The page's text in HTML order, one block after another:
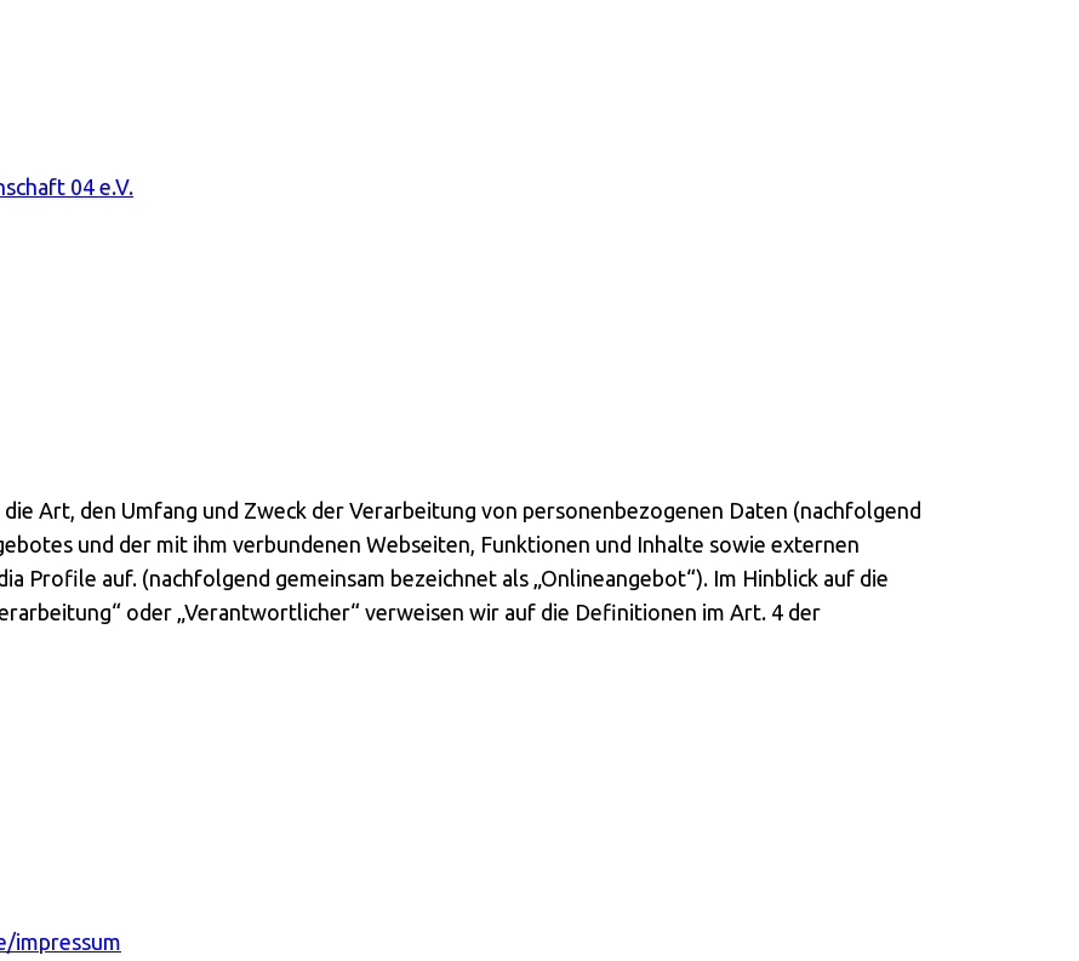
Art, den Umfang und Zweck der Verarbeitung von personenbezogenen Daten (nachfolgend
und der mit ihm verbundenen Webseiten, Funktionen und Inhalte sowie externen
Profile auf. (nachfolgend gemeinsam bezeichnet als „Onlineangebot“). Im Hinblick auf die
oder „Verantwortlicher“ verweisen wir auf die Definitionen im Art. 4 der
impressum